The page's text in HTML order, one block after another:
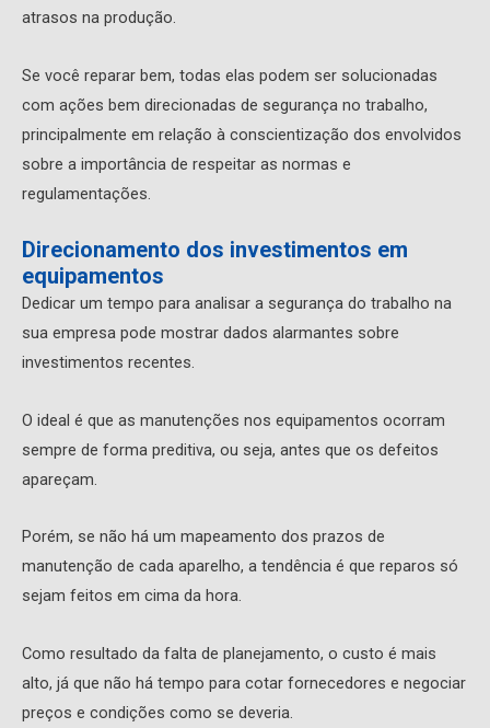
atrasos na produção.
Se você reparar bem, todas elas podem ser solucionadas
com ações bem direcionadas de segurança no trabalho,
principalmente em relação à conscientização dos envolvidos
sobre a importância de respeitar as normas e
regulamentações.
Direcionamento dos investimentos em
equipamentos
Dedicar um tempo para analisar a segurança do trabalho na
sua empresa pode mostrar dados alarmantes sobre
investimentos recentes.
O ideal é que as manutenções nos equipamentos ocorram
sempre de forma preditiva, ou seja, antes que os defeitos
apareçam.
Porém, se não há um mapeamento dos prazos de
manutenção de cada aparelho, a tendência é que reparos só
sejam feitos em cima da hora.
Como resultado da falta de planejamento, o custo é mais
alto, já que não há tempo para cotar fornecedores e negociar
preços e condições como se deveria.